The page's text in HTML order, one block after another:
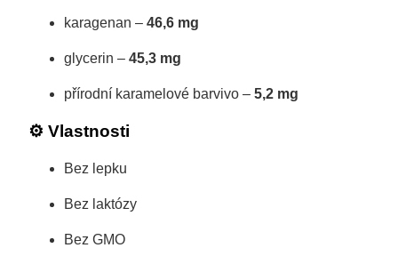
karagenan – 46,6 mg
glycerin – 45,3 mg
přírodní karamelové barvivo – 5,2 mg
⚙️ Vlastnosti
Bez lepku
Bez laktózy
Bez GMO